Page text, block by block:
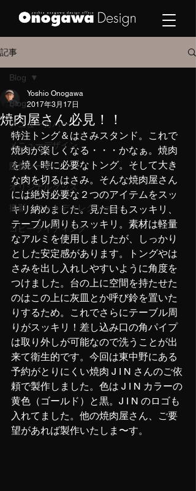
記事
Blog
メニューカバー
メニューデザイン
販促ツール
オリジナルグッズ
撮影・フォトディレクション
コピーライティング
Blog
焼肉屋さん必見！！
Yoshio Onogawa
2017年3月17日
特注トング＆はさみスタンド。これで
焼肉が楽しくなる・・・かなぁ。焼肉
を焼く時に必要なトング。そして大き
な肉を切るはさみ。そんな焼肉屋さん
には絶対必要な２つのアイテムをスッ
キリ納めました。見た目もスッキリ、
テーブル周りもスッキリ。素材は軽量
なアルミを使用しましたが、しっかり
とした安定感があります。トングやは
さみを出し入れしやすいように角度を
つけました。台の上に空間を持たせた
のはこの上に灰皿とか呼び鈴を置いた
りするため。これでさらにテーブル周
りがスッキリ！差し込み口の角パイプ
は取り外しが可能なので洗うことが出
来て衛生的です。今回は東中野にある
予約がとりにくい焼肉 J I N さんのご依
頼で製作しました。色は J I N カラーの
黄色（ゴールド）と黒。J I N のロゴも
入れてました。他の焼肉屋さん、ご要
望があれば製作いたしま〜す。